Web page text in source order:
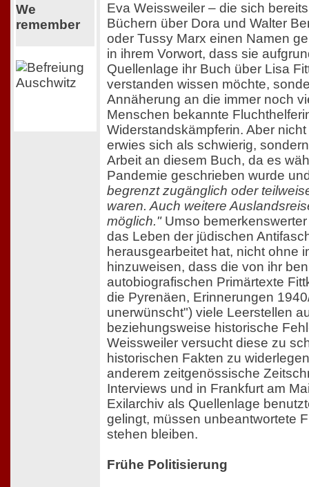
We
remember
Eva Weissweiler – die sich
Büchern über Dora und Walter
oder Tussy Marx einen Namen
in ihrem Vorwort, dass sie
Quellenlage ihr Buch über Lisa
verstanden wissen möchte,
Annäherung an die immer noch
Menschen bekannte
Widerstandskämpferin. Aber
erwies sich als schwierig,
Arbeit an diesem Buch, da es
Pandemie geschrieben wurde
begrenzt zugänglich oder
waren. Auch weitere
möglich."Umso
das Leben der jüdischen
herausgearbeitet hat, nicht ohne
hinzuweisen, dass die von ihr
autobiografischen Primärtexte
die Pyrenäen, Erinnerungen
unerwünscht") viele Leerstellen
beziehungsweise historische
Weissweiler versucht diese zu
historischen Fakten zu
anderem zeitgenössische
Interviews und in Frankfurt am
Exilarchiv als Quellenlage
gelingt, müssen unbeantwortete
stehen bleiben.
Frühe Politisierung